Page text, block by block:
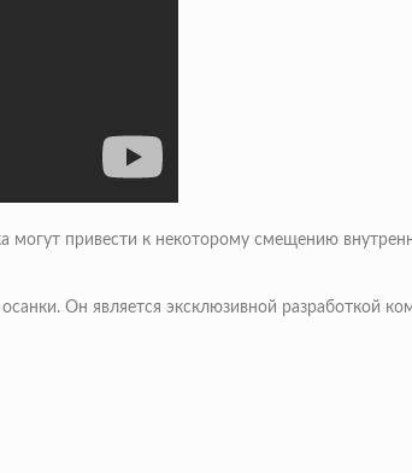
привести к некоторому смещению
Он является эксклюзивной разработкой